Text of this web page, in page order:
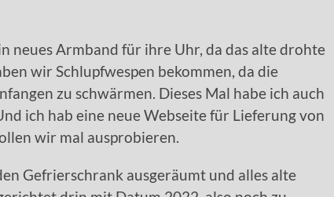
neues Armband für ihre Uhr, da das alte drohte
wir Schlupfwespen bekommen, da die
zu schwärmen. Dieses Mal habe ich auch
ich hab eine neue Webseite für Lieferung von
wir mal ausprobieren.
Gefrierschrank ausgeräumt und alles alte